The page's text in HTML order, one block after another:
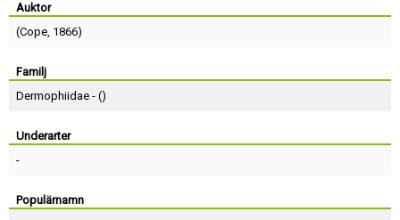
Auktor
(Cope, 1866)
Familj
Dermophiidae - ()
Underarter
-
Populärnamn
Terms of Service